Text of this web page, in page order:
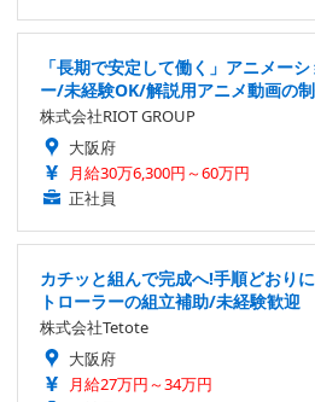
「長期で安定して働く」アニメー
ー/未経験OK/解説用アニメ動画の
株式会社RIOT GROUP
大阪府
月給30万6,300円～60万円
正社員
カチッと組んで完成へ!手順どおり
トローラーの組立補助/未経験歓迎
株式会社Tetote
大阪府
月給27万円～34万円